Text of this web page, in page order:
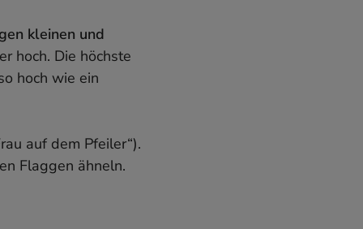
kleinen und
hoch. Die höchste
hoch wie ein
auf dem Pfeiler“).
Flaggen ähneln.